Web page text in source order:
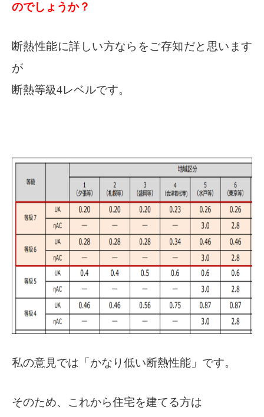
のでしょうか？
断熱性能に詳しい方ならをご存知だと思います
が
断熱等級4レベルです。
私の意見では「かなり低い断熱性能」です。
そのため、これから住宅を建てる方は